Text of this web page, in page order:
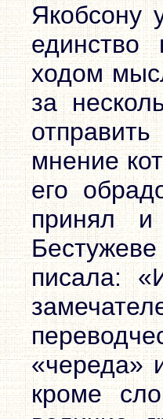
Якобсону
единство
ходом
за
мнение
его
принял
писала:
«череда»
кроме